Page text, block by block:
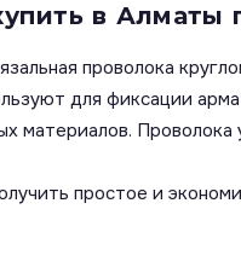
в
проволока
для фиксации
материалов.
простое и